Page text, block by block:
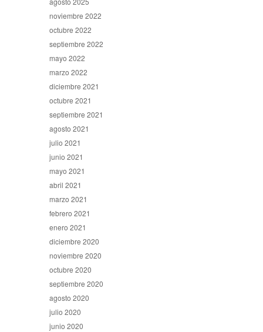
noviembre 2022
octubre 2022
septiembre 2022
mayo 2022
marzo 2022
diciembre 2021
octubre 2021
septiembre 2021
agosto 2021
julio 2021
junio 2021
mayo 2021
abril 2021
marzo 2021
febrero 2021
enero 2021
diciembre 2020
noviembre 2020
octubre 2020
septiembre 2020
agosto 2020
julio 2020
junio 2020